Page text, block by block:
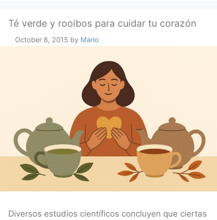
Té verde y rooibos para cuidar tu corazón
October 8, 2015 by Mario
Diversos estudios científicos concluyen que ciertas